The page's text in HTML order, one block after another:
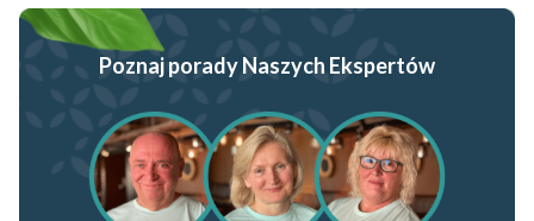
Poznaj porady Naszych Ekspertów